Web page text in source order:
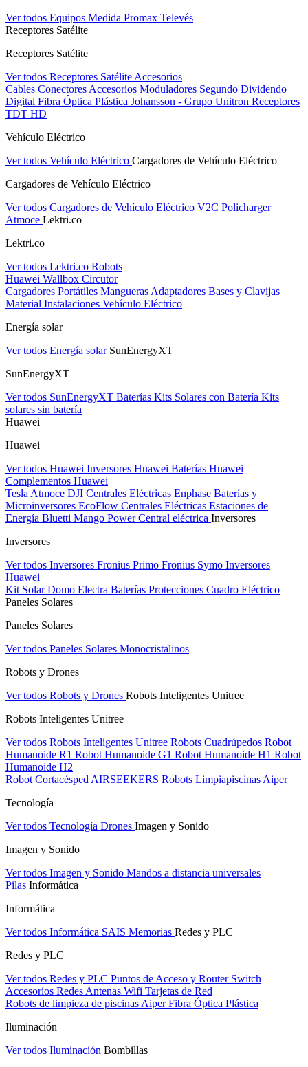
Ver todos Equipos Medida Promax Televés
Receptores Satélite
Receptores Satélite
Ver todos Receptores Satélite Accesorios
Cables Conectores Accesorios Moduladores Segundo Dividendo
Digital Fibra Óptica Plástica Johansson - Grupo Unitron Receptores
TDT HD
Vehículo Eléctrico
Ver todos Vehículo Eléctrico Cargadores de Vehículo Eléctrico
Cargadores de Vehículo Eléctrico
Ver todos Cargadores de Vehículo Eléctrico V2C Policharger
Atmoce Lektri.co
Lektri.co
Ver todos Lektri.co Robots
Huawei Wallbox Circutor
Cargadores Portátiles Mangueras Adaptadores Bases y Clavijas
Material Instalaciones Vehículo Eléctrico
Energía solar
Ver todos Energía solar SunEnergyXT
SunEnergyXT
Ver todos SunEnergyXT Baterías Kits Solares con Batería Kits
solares sin batería
Huawei
Huawei
Ver todos Huawei Inversores Huawei Baterías Huawei
Complementos Huawei
Tesla Atmoce DJI Centrales Eléctricas Enphase Baterías y
Microinversores EcoFlow Centrales Eléctricas Estaciones de
Energía Bluetti Mango Power Central eléctrica Inversores
Inversores
Ver todos Inversores Fronius Primo Fronius Symo Inversores
Huawei
Kit Solar Domo Electra Baterías Protecciones Cuadro Eléctrico
Paneles Solares
Paneles Solares
Ver todos Paneles Solares Monocristalinos
Robots y Drones
Ver todos Robots y Drones Robots Inteligentes Unitree
Robots Inteligentes Unitree
Ver todos Robots Inteligentes Unitree Robots Cuadrúpedos Robot
Humanoide R1 Robot Humanoide G1 Robot Humanoide H1 Robot
Humanoide H2
Robot Cortacésped AIRSEEKERS Robots Limpiapiscinas Aiper
Tecnología
Ver todos Tecnología Drones Imagen y Sonido
Imagen y Sonido
Ver todos Imagen y Sonido Mandos a distancia universales
Pilas Informática
Informática
Ver todos Informática SAIS Memorias Redes y PLC
Redes y PLC
Ver todos Redes y PLC Puntos de Acceso y Router Switch
Accesorios Redes Antenas Wifi Tarjetas de Red
Robots de limpieza de piscinas AiperFibra Óptica Plástica
Iluminación
Ver todos Iluminación Bombillas